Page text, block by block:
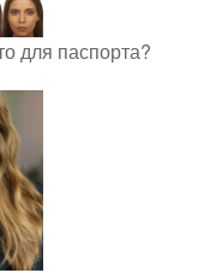
для паспорта?